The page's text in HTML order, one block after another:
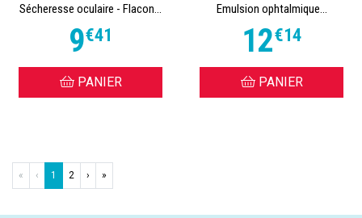
Sécheresse oculaire - Flacon...
9€41
PANIER
Emulsion ophtalmique...
12€14
PANIER
« ‹ 1 2 › »